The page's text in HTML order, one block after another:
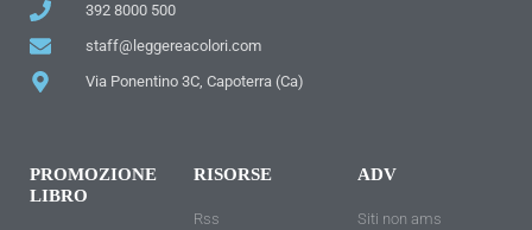
392 8000 500
staff@leggereacolori.com
Via Ponentino 3C, Capoterra (Ca)
PROMOZIONE
LIBRO
RISORSE
Rss
ADV
Siti non ams